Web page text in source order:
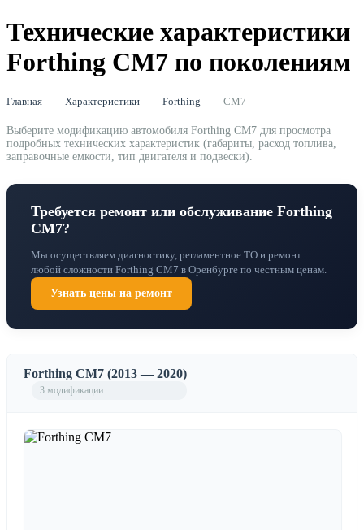
Технические характеристики
Forthing CM7 по поколениям
Главная Характеристики Forthing CM7
Выберите модификацию автомобиля Forthing CM7 для просмотра
подробных технических характеристик (габариты, расход топлива,
заправочные емкости, тип двигателя и подвески).
Требуется ремонт или обслуживание Forthing
CM7?
Мы осуществляем диагностику, регламентное ТО и ремонт
любой сложности Forthing CM7 в Оренбурге по честным ценам.
Узнать цены на ремонт
Forthing CM7 (2013 — 2020)
3 модификации